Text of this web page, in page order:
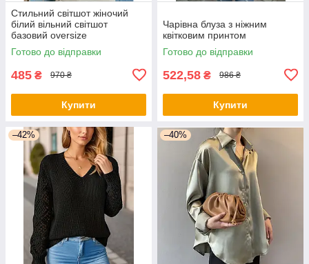
Стильний світшот жіночий
білий вільний світшот
базовий oversize
Готово до відправки
485 ₴ 970 ₴
Купити
Чарівна блуза з ніжним
квітковим принтом
Готово до відправки
522,58 ₴ 986 ₴
Купити
–42% –40%